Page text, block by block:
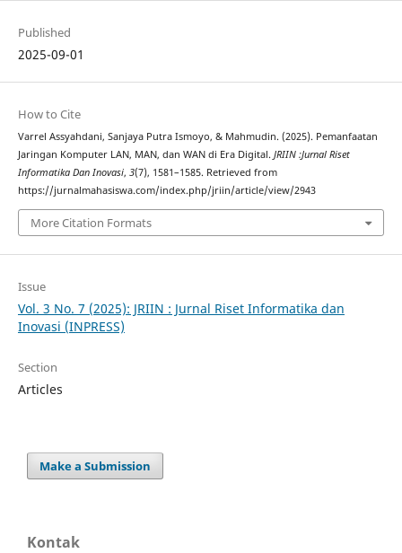
Published
2025-09-01
How to Cite
Varrel Assyahdani, Sanjaya Putra Ismoyo, & Mahmudin. (2025). Pemanfaatan
Jaringan Komputer LAN, MAN, dan WAN di Era Digital. JRIIN :Jurnal Riset
Informatika Dan Inovasi, 3(7), 1581–1585. Retrieved from
https://jurnalmahasiswa.com/index.php/jriin/article/view/2943
More Citation Formats
Issue
Vol. 3 No. 7 (2025): JRIIN : Jurnal Riset Informatika dan
Inovasi (INPRESS)
Section
Articles
Make a Submission
Kontak